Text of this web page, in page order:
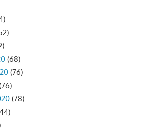
(68)
(76)
(78)